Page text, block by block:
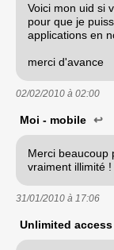
Voici mon uid si
pour que je
applications en
merci d'avance
02/02/2010 à 02:00
Moi - mobile ↩
Merci beaucoup
vraiment illimité !
31/01/2010 à 17:06
Unlimited access